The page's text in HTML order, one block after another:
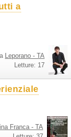
a
a Leporano - TA
Letture: 17
Franca - TA